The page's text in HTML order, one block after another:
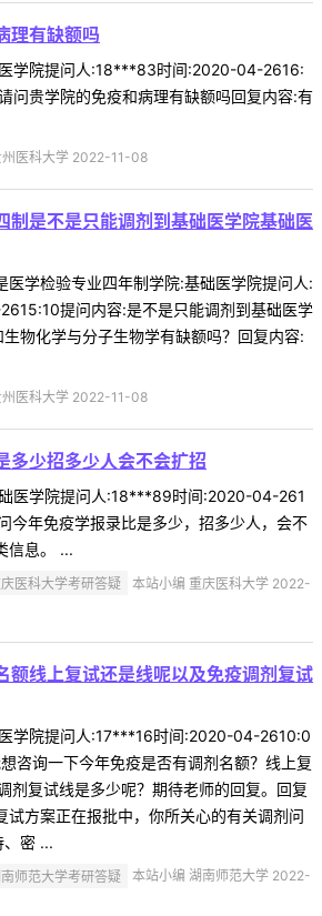
理有缺额吗
学院提问人:18***83时间:2020-04-2616:
问贵学院的免疫和病理有缺额吗回复内容:有
州医科大学 2022-11-08
制是不是只能调剂到基础医学院基础医
医学检验专业四年制学院:基础医学院提问人:
提问内容:是不是只能调剂到基础医学
物化学与分子生物学有缺额吗？回复内容:
州医科大学 2022-11-08
多少招多少人会不会扩招
医学院提问人:18***89时间:2020-04-261
今年免疫学报录比是多少，招多少人，会不
信息。 ...
医科大学考研答疑
本站小编 重庆医科大学 2022-
额线上复试还是线呢以及免疫调剂复试
学院提问人:17***16时间:2020-04-2610:0
咨询一下今年免疫是否有调剂名额？线上复
剂复试线是多少呢？期待老师的回复。回复
试方案正在报批中，你所关心的有关调剂问
、密 ...
师范大学考研答疑
本站小编 湖南师范大学 2022-